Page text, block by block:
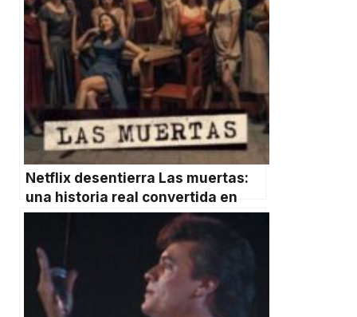
Netflix desentierra Las muertas:
una historia real convertida en
sátira mexicana